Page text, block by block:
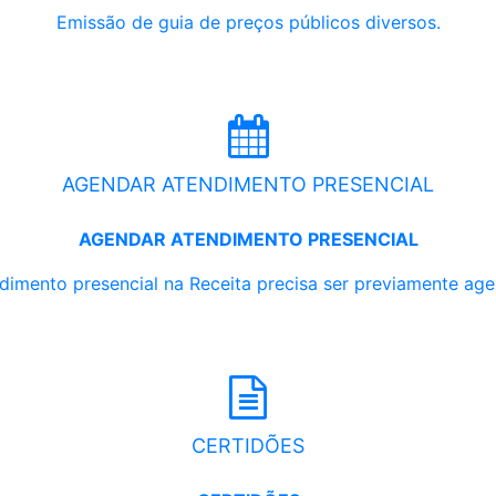
Emissão de guia de preços públicos diversos.
AGENDAR ATENDIMENTO PRESENCIAL
AGENDAR ATENDIMENTO PRESENCIAL
presencial na Receita precisa ser previamente
CERTIDÕES